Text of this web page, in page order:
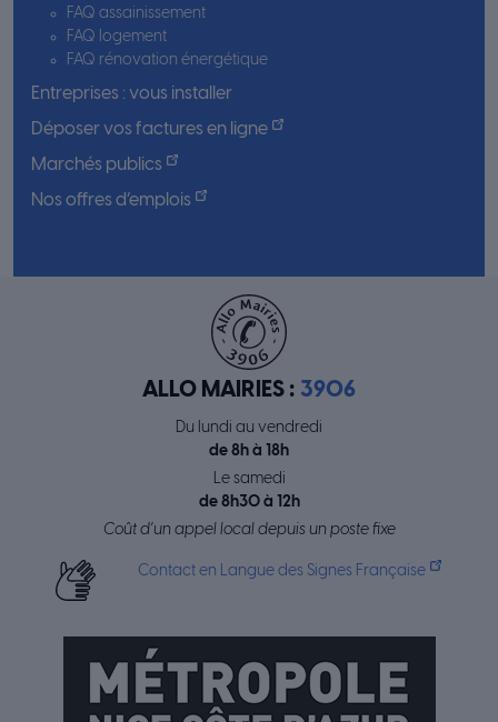
FAQ assainissement
FAQ logement
FAQ rénovation énergétique
Entreprises : vous installer
Déposer vos factures en ligne
Marchés publics
Nos offres d’emplois
ALLO MAIRIES : 3906
Du lundi au vendredi
de 8h à 18h
Le samedi
de 8h30 à 12h
Coût d’un appel local depuis un poste fixe
Contact en Langue des Signes Française